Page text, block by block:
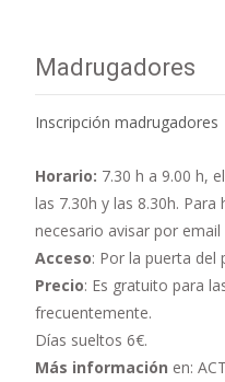
Madrugadores
Inscripción madrugadores
Horario: 7.30 h a 9.00 h,
las 7.30h y las 8.30h.
necesario avisar por
Acceso: Por la puerta del
Precio: Es gratuito para
frecuentemente.
Días sueltos 6€.
Más información en: